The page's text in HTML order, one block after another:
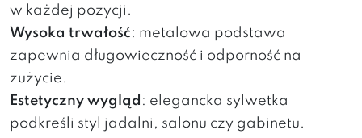
w każdej pozycji.
Wysoka trwałość: metalowa podstawa
zapewnia długowieczność i odporność na
zużycie.
Estetyczny wygląd : elegancka sylwetka
podkreśli styl jadalni, salonu czy gabinetu.